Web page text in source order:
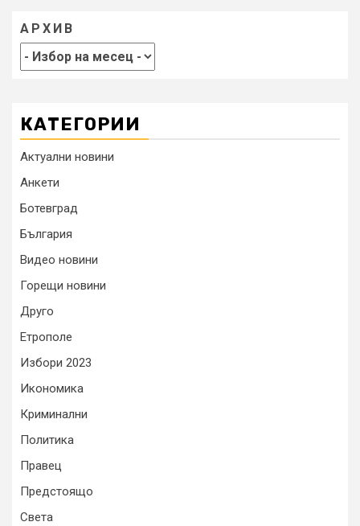
АРХИВ
КАТЕГОРИИ
Актуални новини
Анкети
Ботевград
България
Видео новини
Горещи новини
Друго
Етрополе
Избори 2023
Икономика
Криминални
Политика
Правец
Предстоящо
Света